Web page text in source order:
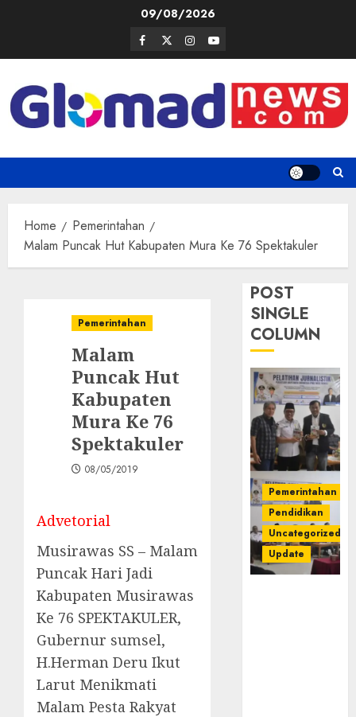
09/08/2026
Facebook
TwitterInstagram
Youtube
Home
Pemerintahan
Malam Puncak Hut Kabupaten Mura Ke 76 Spektakuler
Pemerintahan
Malam
Puncak Hut
Kabupaten
Mura Ke 76
Spektakuler
08/05/2019
Advetorial
Musirawas SS – Malam
Puncak Hari Jadi
Kabupaten Musirawas
Ke 76 SPEKTAKULER,
Gubernur sumsel,
H.Herman Deru Ikut
Larut Menikmati
Malam Pesta Rakyat
POST
SINGLE
COLUMN
Pemerintahan
Pendidikan
Uncategorized
Update